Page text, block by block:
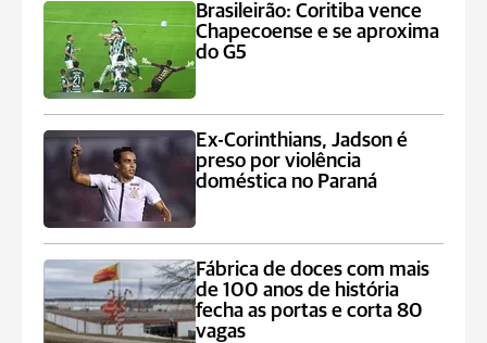
Brasileirão: Coritiba vence
Chapecoense e se aproxima
do G5
Ex-Corinthians, Jadson é
preso por violência
doméstica no Paraná
Fábrica de doces com mais
de 100 anos de história
fecha as portas e corta 80
vagas